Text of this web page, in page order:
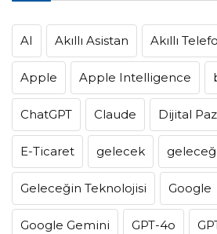
AI Akıllı Asistan Akıllı
Apple Apple Intelligence
ChatGPT Claude Dijital
E-Ticaret gelecek
Geleceğin Teknolojisi Google
Google Gemini GPT-4o